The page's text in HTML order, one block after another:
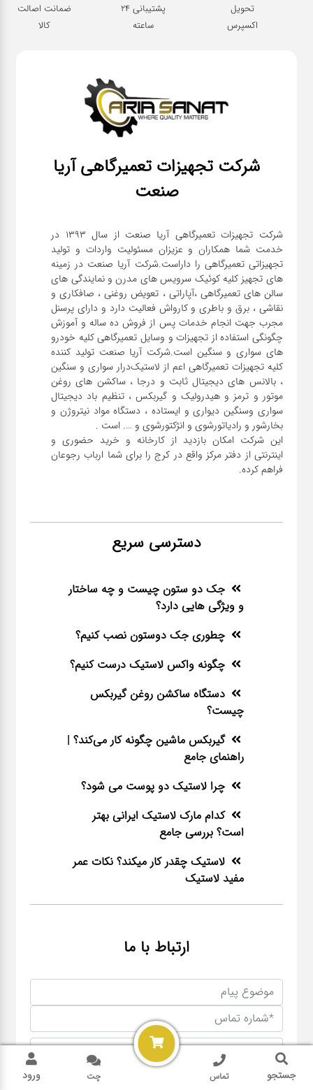
تحویل
اکسپرس
پشتیبانی 24
ساعته
ضمانت اصالت
کالا
شرکت تجهیزات تعمیرگاهی آریا
صنعت
شرکت تجهیزات تعمیرگاهی آریا صنعت از سال ۱۳۹۳ در
خدمت شما همکاران و عزیزان مسئولیت واردات و تولید
تجهیزاتی تعمیرگاهی را داراست.شرکت آریا صنعت در زمینه
های تجهیز کلیه کوئیک سرویس های مدرن و نمایندگی های
سالن های تعمیرگاهی ،آپاراتی ، تعویض روغنی ، صافکاری و
نقاشی ، برق و باطری و کارواش فعالیت دارد و دارای پرسنل
مجرب جهت انجام خدمات پس از فروش ده ساله و آموزش
چگونگی استفاده از تجهیزات و وسایل تعمیرگاهی کلیه خودرو
های سواری و سنگین است.شرکت آریا صنعت تولید کننده
کلیه تجهیزات تعمیرگاهی اعم از لاستیک‌درار سواری و ‌سنگین
، بالانس های دیجیتال ثابت و درجا ، ساکشن های روغن
موتور و ترمز و هیدرولیک و گیربکس ، تنظیم باد دیجیتال
سواری و‌سنگین دیواری و ایستاده ، دستگاه مواد نیتروژن و
این شرکت امکان بازدید از کارخانه و خرید حضوری و
اینترنتی از دفتر مرکز واقع در کرج را برای شما ارباب رجوعان
فراهم کرده.
دسترسی سریع
جک دو ستون چیست و چه ساختار
و ویژگی هایی دارد؟
چطوری جک دوستون نصب کنیم؟
چگونه واکس لاستیک درست کنیم؟
دستگاه ساکشن روغن گیربکس
چیست؟
گیربکس ماشین چگونه کار می‌کند؟ |
راهنمای جامع
چرا لاستیک دو پوست می شود؟
کدام مارک لاستیک ایرانی بهتر
است؟ بررسی جامع
لاستیک چقدر کار میکند؟ نکات عمر
مفید لاستیک
ارتباط با ما
جستجو تماس چت ورود